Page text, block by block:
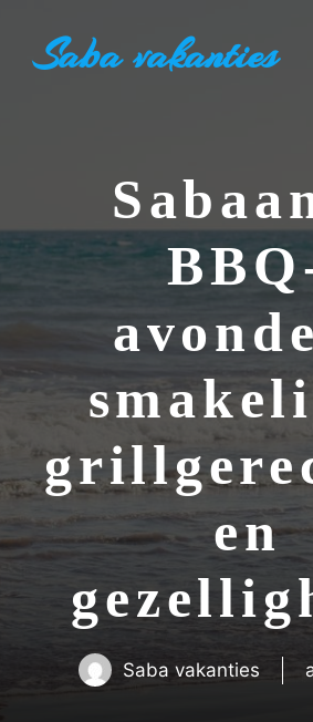
Saba vakanties
en
Saba vakanties